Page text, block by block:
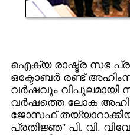
ഐക്യ രാഷ്ട്ര സഭ
ഒക്ടോബര്‍ രണ്ട്
വര്‍ഷവും വിപുലമായി
വര്‍ഷത്തെ ലോക
ജോസഫ്
പ്രതിജ്ഞ'' പി. വി.